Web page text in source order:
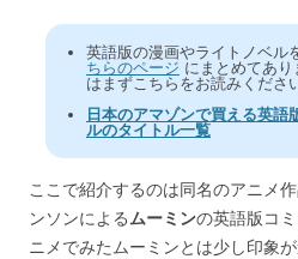
英語版の漫画やライトノベル
ちらのページ にまとめてあ
はまずこちらをお読みくださ
日本のアマゾンで買える英語
ルのタイトル一覧
ここで紹介するのは同名のアニメ
ンソンによるムーミンの英語版コ
ニメでみたムーミンとは少し印象